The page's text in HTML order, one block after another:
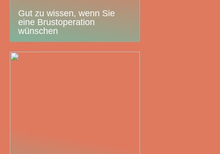
Gut zu wissen, wenn Sie
eine Brustoperation
wünschen